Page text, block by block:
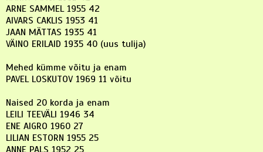
ARNE SAMMEL 1955 42
AIVARS CAKLIS 1953 41
JAAN MÄTTAS 1935 41
VÄINO ERILAID 1935 40 (uus tulija)
Mehed kümme võitu ja enam
PAVEL LOSKUTOV 1969 11 võitu
Naised 20 korda ja enam
LEILI TEEVÄLI 1946 34
ENE AIGRO 1960 27
LILIAN ESTORN 1955 25
ANNE PALS 1952 25